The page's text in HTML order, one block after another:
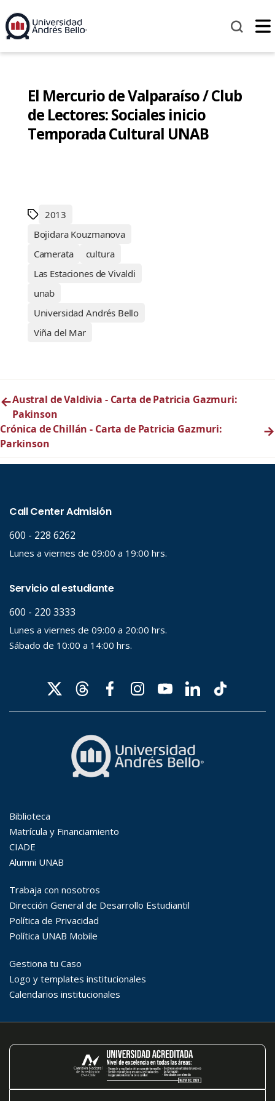
El Mercurio de Valparaíso / Club
de Lectores: Sociales inicio
Temporada Cultural UNAB
2013
Bojidara Kouzmanova
Camerata
cultura
Las Estaciones de Vivaldi
unab
Universidad Andrés Bello
Viña del Mar
←Austral de Valdivia - Carta de Patricia Gazmuri:
Pakinson
Crónica de Chillán - Carta de Patricia Gazmuri:
Parkinson
→